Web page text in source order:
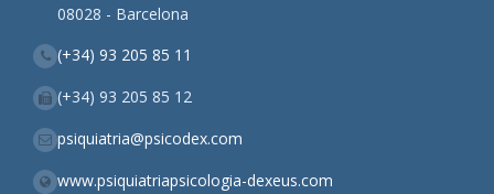
08028 - Barcelona
(+34) 93 205 85 11
(+34) 93 205 85 12
psiquiatria@psicodex.com
www.psiquiatriapsicologia-dexeus.com